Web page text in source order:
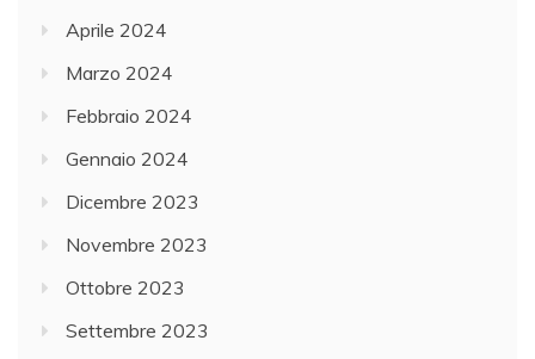
Aprile 2024
Marzo 2024
Febbraio 2024
Gennaio 2024
Dicembre 2023
Novembre 2023
Ottobre 2023
Settembre 2023